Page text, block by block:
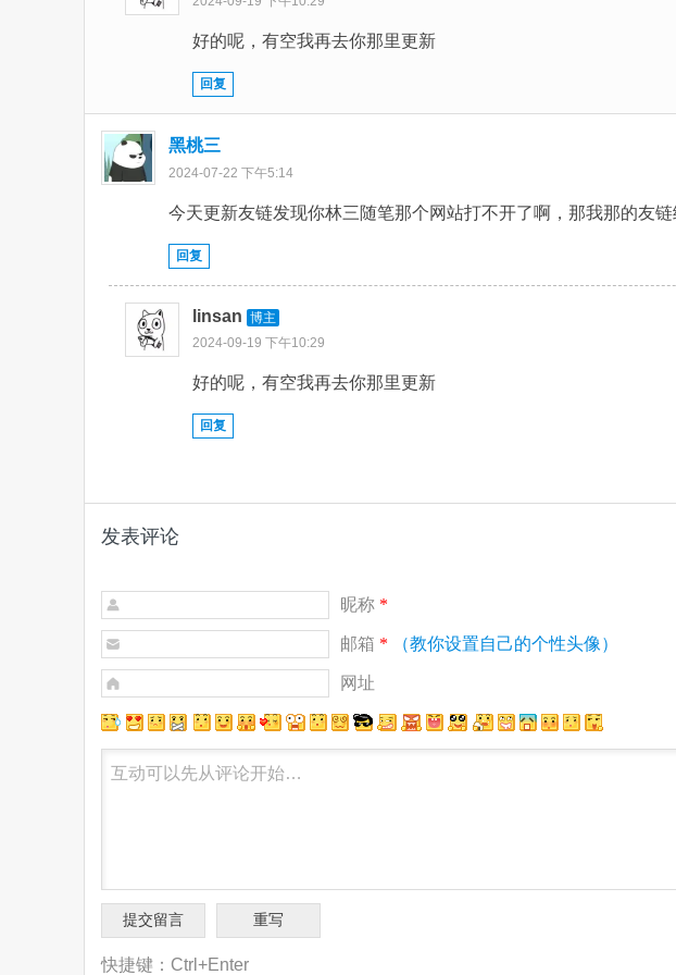
好的呢，有空我再去你那里更新
回复
黑桃三
2024-07-22 下午5:14
今天更新友链发现你林三随笔那个网站打不开了啊，那我那的友链
回复
linsan 博主
2024-09-19 下午10:29
好的呢，有空我再去你那里更新
回复
发表评论
昵称 *
邮箱 * （教你设置自己的个性头像）
网址
快捷键：Ctrl+Enter